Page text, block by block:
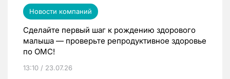
Новости компаний
Сделайте первый шаг к рождению здорового
малыша — проверьте репродуктивное здоровье
по ОМС!
13:10 / 23.07.26